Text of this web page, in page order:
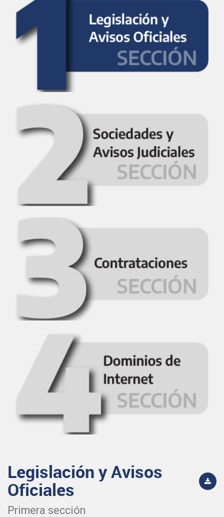
Legislación y Avisos
Oficiales
Primera sección